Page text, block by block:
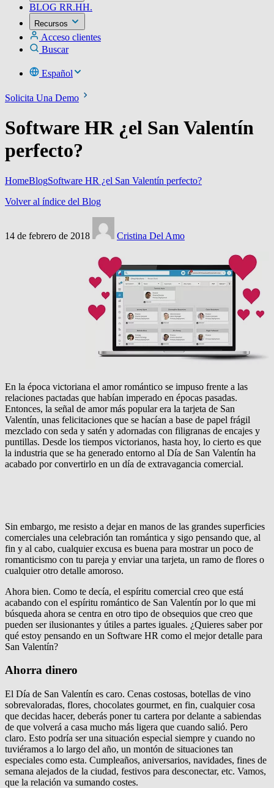
BLOG RR.HH.
Recursos
Acceso clientes
Buscar
Español
Solicita Una Demo
Software HR ¿el San Valentín
perfecto?
HomeBlogSoftware HR ¿el San Valentín perfecto?
Volver al índice del Blog
14 de febrero de 2018 Cristina Del Amo
En la época victoriana el amor romántico se impuso frente a las
relaciones pactadas que habían imperado en épocas pasadas.
Entonces, la señal de amor más popular era la tarjeta de San
Valentín, unas felicitaciones que se hacían a base de papel frágil
mezclado con seda y satén y adornadas con filigranas de encajes y
puntillas. Desde los tiempos victorianos, hasta hoy, lo cierto es que
la industria que se ha generado entorno al Día de San Valentín ha
acabado por convertirlo en un día de extravagancia comercial.
Sin embargo, me resisto a dejar en manos de las grandes superficies
comerciales una celebración tan romántica y sigo pensando que, al
fin y al cabo, cualquier excusa es buena para mostrar un poco de
romanticismo con tu pareja y enviar una tarjeta, un ramo de flores o
cualquier otro detalle amoroso.
Ahora bien. Como te decía, el espíritu comercial creo que está
acabando con el espíritu romántico de San Valentín por lo que mi
búsqueda ahora se centra en otro tipo de obsequios que creo que
pueden ser ilusionantes y útiles a partes iguales. ¿Quieres saber por
qué estoy pensando en un Software HR como el mejor detalle para
San Valentín?
Ahorra dinero
El Día de San Valentín es caro. Cenas costosas, botellas de vino
sobrevaloradas, flores, chocolates gourmet, en fin, cualquier cosa
que decidas hacer, deberás poner tu cartera por delante a sabiendas
de que volverá a casa mucho más ligera que cuando salió. Pero
claro. Esto podría ser una situación especial siempre y cuando no
tuviéramos a lo largo del año, un montón de situaciones tan
especiales como esta. Cumpleaños, aniversarios, navidades, fines de
semana alejados de la ciudad, festivos para desconectar, etc. Vamos,
que la relación va sumando costes.